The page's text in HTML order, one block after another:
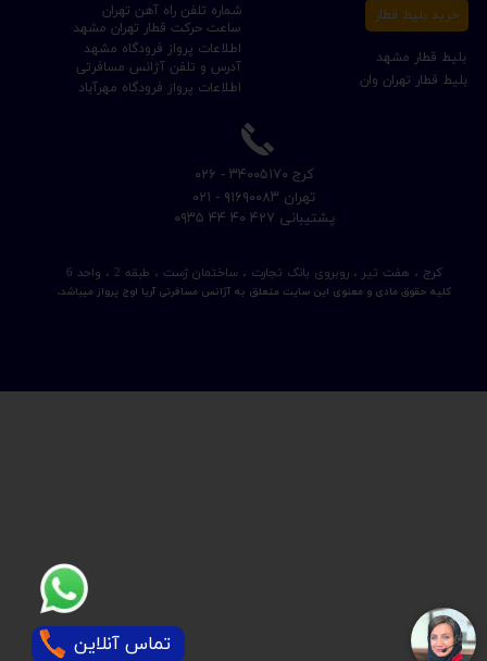
★★
کلیه حقوق مادی و معنوی این سایت متعلق به آژانس مسافرتی آریا اوج پرواز میباشد.
​تهران ۹۱۶۹۰۰۸۳ - ۰۲۱
کرج ، هفت تیر ، روبروی بانک تجارت ، ساختمان ژست ، طبقه 2 ، واحد 6
تماس آنلاین
​کرج ۳۴۰۰۵۱۷۰ - ۰۲۶
​پشتیبانی ۴۲۷ ۴۰ ۴۴ ۰۹۳۵
بلیط قطار تهران وان
بلیط قطار مشهد
ساعت حرکت قطار تهران مشهد
خرید بلیط قطار شماره تلفن راه آهن تهران
اطلاعات پرواز فرودگاه مهرآباد
اطلاعات پرواز فرودگاه مشهد
آدرس و تلفن آژانس مسافرتی